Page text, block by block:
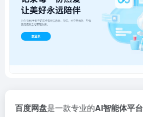
百度网盘是一款专业的AI智能体平台